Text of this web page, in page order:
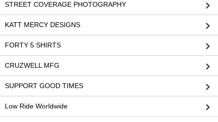
STREET COVERAGE PHOTOGRAPHY
KATT MERCY DESIGNS
FORTY 5 SHIRTS
CRUZWELL MFG
SUPPORT GOOD TIMES
Low Ride Worldwide